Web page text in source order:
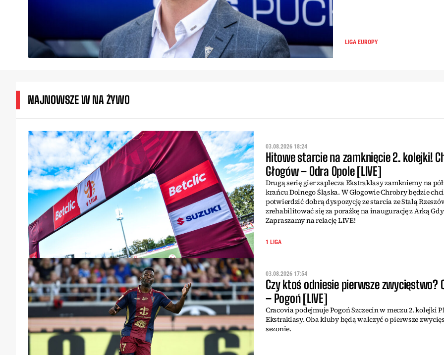
LIGA EUROPY
NAJNOWSZE W NA ŻYWO
03.08.2026 18:24
Hitowe starcie na zamknięcie 2. kolejki!
Głogów – Odra Opole [LIVE]
Drugą serię gier zaplecza Ekstraklasy zamkniemy na
krańcu Dolnego Śląska. W Głogowie Chrobry będzie
potwierdzić dobrą dyspozycję ze starcia ze Stalą
zrehabilitować się za porażkę na inaugurację z Arką
Zapraszamy na relację LIVE!
1 LIGA
03.08.2026 17:54
Czy ktoś odniesie pierwsze zwycięstwo?
– Pogoń [LIVE]
Cracovia podejmuje Pogoń Szczecin w meczu 2. kolejki
Ekstraklasy. Oba kluby będą walczyć o pierwsze
sezonie.